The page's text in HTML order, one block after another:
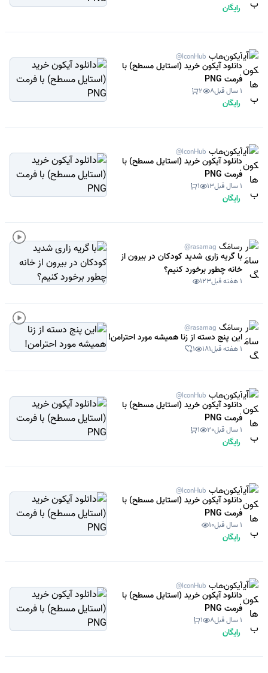
رایگان
آیکون‌هاب @IconHub
دانلود آیکون خرید (استایل مسطح) با
فرمت PNG
1 سال قبل 8
2
رایگان
آیکون‌هاب @IconHub
دانلود آیکون خرید (استایل مسطح) با
فرمت PNG
1 سال قبل 13
1
رایگان
رسامَگ @rasamag
با گریه زاری شدید کودکان در بیرون از
خانه چطور برخورد کنیم؟
1 هفته قبل 123
رسامَگ @rasamag
این پنج دسته از زنا همیشه مورد احترامن!
1 هفته قبل 181
1
آیکون‌هاب @IconHub
دانلود آیکون خرید (استایل مسطح) با
فرمت PNG
1 سال قبل 20
1
رایگان
آیکون‌هاب @IconHub
دانلود آیکون خرید (استایل مسطح) با
فرمت PNG
1 سال قبل 10
رایگان
آیکون‌هاب @IconHub
دانلود آیکون خرید (استایل مسطح) با
فرمت PNG
1 سال قبل 8
1
رایگان